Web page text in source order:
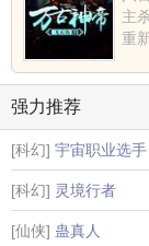
主
重
强力推荐
[科幻] 宇宙职业选手
[科幻] 灵境行者
[仙侠] 蛊真人